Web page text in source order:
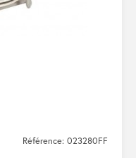
Référence: 023280FF